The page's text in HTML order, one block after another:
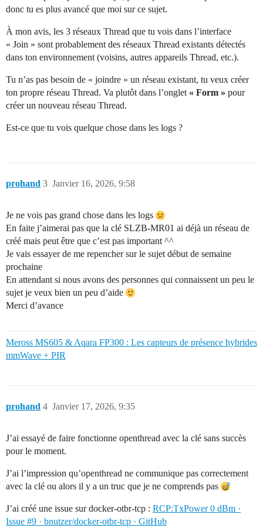
donc tu es plus avancé que moi sur ce sujet.
À mon avis, les 3 réseaux Thread que tu vois dans l’interface
« Join » sont probablement des réseaux Thread existants détectés
dans ton environnement (voisins, autres appareils Thread, etc.).
Tu n’as pas besoin de « joindre » un réseau existant, tu veux créer
ton propre réseau Thread. Va plutôt dans l’onglet « Form » pour
créer un nouveau réseau Thread.
Est-ce que tu vois quelque chose dans les logs ?
prohand Janvier 16, 2026, 9:58
3
Je ne vois pas grand chose dans les logs
En faite j’aimerai pas que la clé SLZB-MR01 ai déjà un réseau de
créé mais peut être que c’est pas important ^^
Je vais essayer de me repencher sur le sujet début de semaine
prochaine
En attendant si nous avons des personnes qui connaissent un peu le
sujet je veux bien un peu d’aide
Merci d’avance
Meross MS605 & Aqara FP300 : Les capteurs de présence hybrides
mmWave + PIR
prohand Janvier 17, 2026, 9:35
4
J’ai essayé de faire fonctionne openthread avec la clé sans succès
pour le moment.
J’ai l’impression qu’openthread ne communique pas correctement
avec la clé ou alors il y a un truc que je ne comprends pas
J’ai créé une issue sur docker-otbr-tcp : RCP:TxPower 0 dBm ·
Issue #9 · bnutzer/docker-otbr-tcp · GitHub